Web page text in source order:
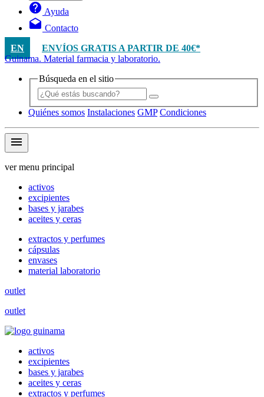
help Ayuda
drafts Contacto
EN
ENVÍOS GRATIS A PARTIR DE 40€*
Guinama. Material farmacia y laboratorio.
Búsqueda en el sitio
Quiénes somos Instalaciones GMP Condiciones
menu
ver menu principal
activos
excipientes
bases y jarabes
aceites y ceras
extractos y perfumes
cápsulas
envases
material laboratorio
outlet
outlet
activos
excipientes
bases y jarabes
aceites y ceras
extractos y perfumes